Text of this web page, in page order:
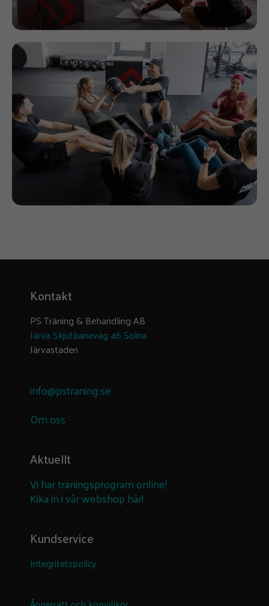
Kontakt
PS Träning & Behandling AB
Järva Skjutbaneväg 46 Solna
Järvastaden
info@pstraning.se
Om oss
Aktuellt
Vi har träningsprogram online!
Kika in i vår webshop här!
Kundservice
Integritetspolicy